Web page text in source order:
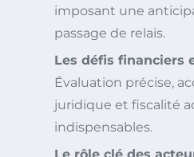
imposant une
passage de relais.
Les défis financiers
Évaluation précise,
juridique et fiscalité
indispensables.